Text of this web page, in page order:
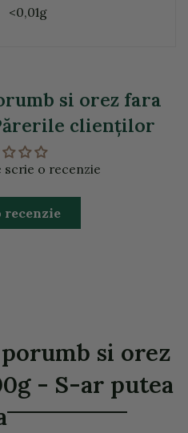
<0,01g
si orez fara
clienţilor
scrie o recenzie
recenzie
si orez
- S-ar putea